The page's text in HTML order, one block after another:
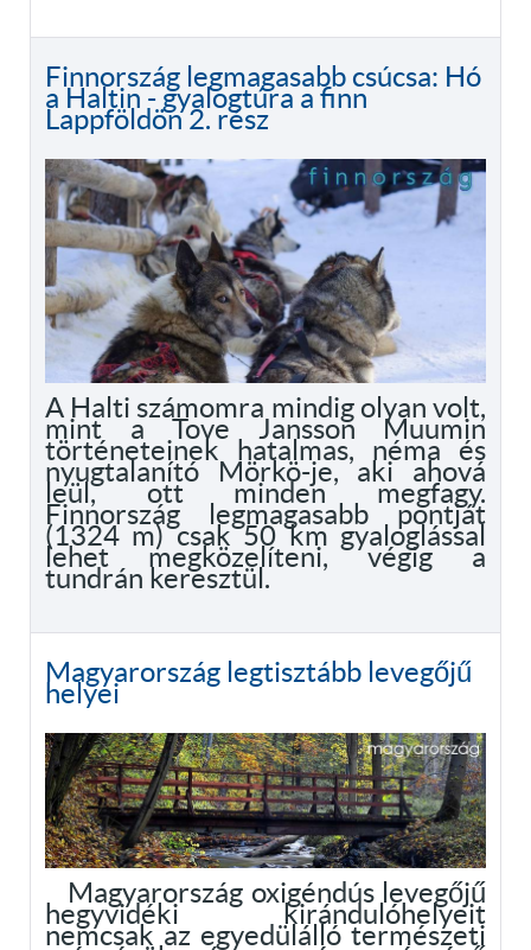
Finnország legmagasabb csúcsa: Hó
a Haltin - gyalogtúra a finn
Lappföldön 2. rész
A Halti számomra mindig olyan volt,
mint a Tove Jansson Muumin
történeteinek hatalmas, néma és
nyugtalanító Mörkö-je, aki ahová
leül, ott minden megfagy.
Finnország legmagasabb pontját
(1324 m) csak 50 km gyaloglással
lehet megközelíteni, végig a
tundrán keresztül.
Magyarország legtisztább levegőjű
helyei
Magyarország oxigéndús levegőjű
hegyvidéki kirándulóhelyeit
nemcsak az egyedülálló természeti